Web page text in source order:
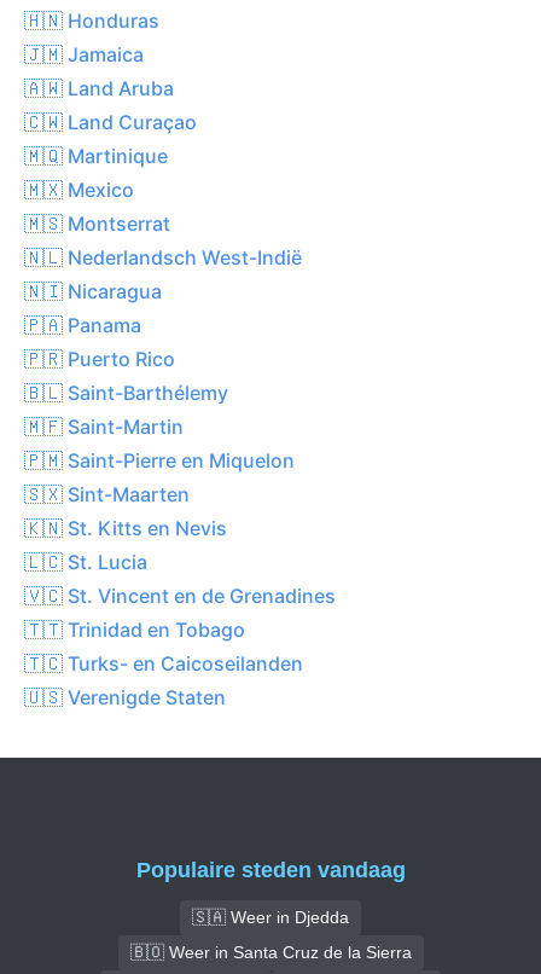
🇭🇳 Honduras
🇯🇲 Jamaica
🇦🇼 Land Aruba
🇨🇼 Land Curaçao
🇲🇶 Martinique
🇲🇽 Mexico
🇲🇸 Montserrat
🇳🇱 Nederlandsch West-Indië
🇳🇮 Nicaragua
🇵🇦 Panama
🇵🇷 Puerto Rico
🇧🇱 Saint-Barthélemy
🇲🇫 Saint-Martin
🇵🇲 Saint-Pierre en Miquelon
🇸🇽 Sint-Maarten
🇰🇳 St. Kitts en Nevis
🇱🇨 St. Lucia
🇻🇨 St. Vincent en de Grenadines
🇹🇹 Trinidad en Tobago
🇹🇨 Turks- en Caicoseilanden
🇺🇸 Verenigde Staten
Populaire steden vandaag
🇸🇦 Weer in Djedda
🇧🇴 Weer in Santa Cruz de la Sierra